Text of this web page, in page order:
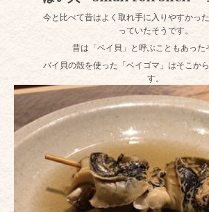
今と比べて昔はよく取れ手に入りやすかっ
っていたそうです。
昔は「ベイ貝」と呼ぶこともあった
バイ貝の殻を使った「ベイゴマ」はそこか
す。